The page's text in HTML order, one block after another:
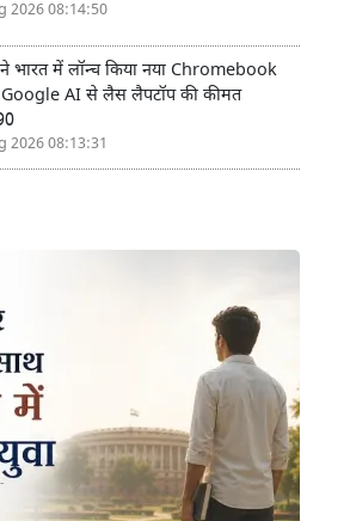
2026 08:14:50
भारत में लॉन्च किया नया Chromebook
Google AI से लैस लैपटॉप की कीमत
2026 08:13:31